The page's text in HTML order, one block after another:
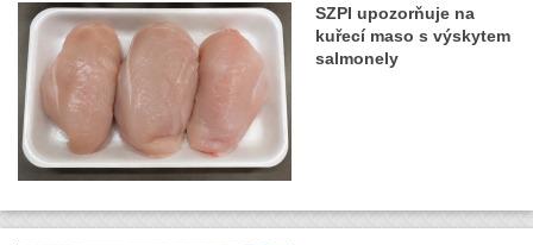
SZPI upozorňuje na
kuřecí maso s výskytem
salmonely